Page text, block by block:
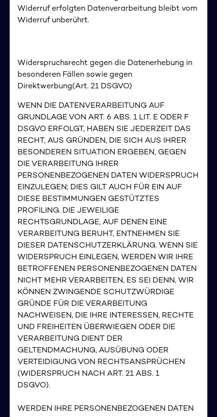
©SMARTSTREAM.TV GmbH 2026
Widerruf erfolgten Datenverarbeitung bleibt vom
Widerruf unberührt.
Widerspruchsrecht gegen die Datenerhebung in
besonderen Fällen sowie gegen
Direktwerbung(Art. 21 DSGVO)
WENN DIE DATENVERARBEITUNG AUF
GRUNDLAGE VON ART. 6 ABS. 1 LIT. E ODER F
DSGVO ERFOLGT, HABEN SIE JEDERZEIT DAS
RECHT, AUS GRÜNDEN, DIE SICH AUS IHRER
BESONDEREN SITUATION ERGEBEN, GEGEN
DIE VERARBEITUNG IHRER
PERSONENBEZOGENEN DATEN WIDERSPRUCH
EINZULEGEN; DIES GILT AUCH FÜR EIN AUF
DIESE BESTIMMUNGEN GESTÜTZTES
PROFILING. DIE JEWEILIGE
RECHTSGRUNDLAGE, AUF DENEN EINE
VERARBEITUNG BERUHT, ENTNEHMEN SIE
DIESER DATENSCHUTZERKLÄRUNG. WENN SIE
WIDERSPRUCH EINLEGEN, WERDEN WIR IHRE
BETROFFENEN PERSONENBEZOGENEN DATEN
NICHT MEHR VERARBEITEN, ES SEI DENN, WIR
KÖNNEN ZWINGENDE SCHUTZWÜRDIGE
GRÜNDE FÜR DIE VERARBEITUNG
NACHWEISEN, DIE IHRE INTERESSEN, RECHTE
UND FREIHEITEN ÜBERWIEGEN ODER DIE
VERARBEITUNG DIENT DER
GELTENDMACHUNG, AUSÜBUNG ODER
VERTEIDIGUNG VON RECHTSANSPRÜCHEN
(WIDERSPRUCH NACH ART. 21 ABS. 1
DSGVO).
WERDEN IHRE PERSONENBEZOGENEN DATEN